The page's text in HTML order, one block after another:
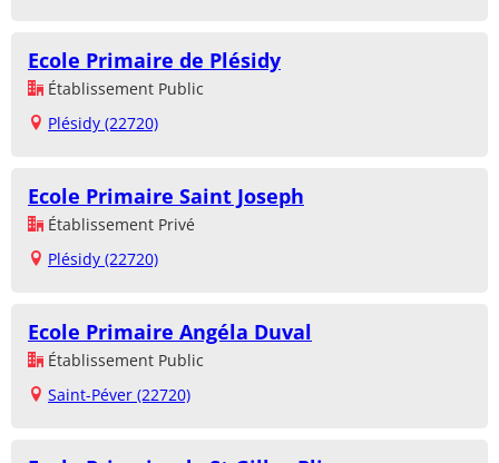
Ecole Primaire de Plésidy
Établissement Public
Plésidy (22720)
Ecole Primaire Saint Joseph
Établissement Privé
Plésidy (22720)
Ecole Primaire Angéla Duval
Établissement Public
Saint-Péver (22720)